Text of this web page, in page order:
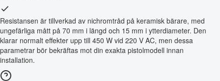
Resistansen är tillverkad av nichromtråd på keramisk bärare, med
ungefärliga mått på 70 mm i längd och 15 mm i ytterdiameter. Den
klarar normalt effekter upp till 450 W vid 220 V AC, men dessa
parametrar bör bekräftas mot din exakta pistolmodell innan
installation.